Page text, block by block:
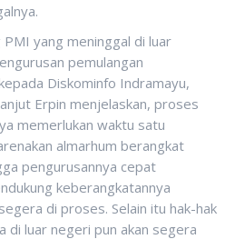
yang meninggal di luar
pemulangan
Diskominfo Indramayu,
Erpin menjelaskan, proses
memerlukan waktu satu
almarhum berangkat
pengurusannya cepat
keberangkatannya
di proses. Selain itu hak-hak
di luar negeri pun akan segera